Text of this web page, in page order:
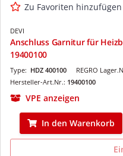
Zu Favoriten hinzufügen
DEVI
Anschluss Garnitur für
19400100
REGRO
Type: HDZ 400100
Hersteller-Art.Nr.: 19400100
VPE anzeigen
In den Warenkorb